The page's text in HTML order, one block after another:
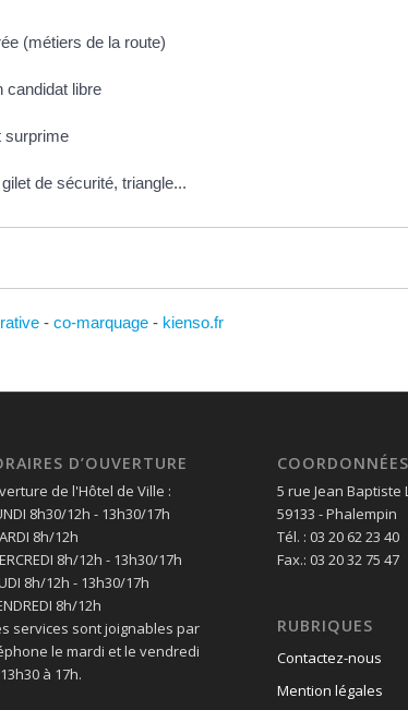
(métiers de la route)
candidat libre
surprime
de sécurité, triangle...
- co-marquage - kienso.fr
D’OUVERTURE
de l'Hôtel de Ville :
8h30/12h - 13h30/17h
8h/12h
8h/12h - 13h30/17h
8h/12h - 13h30/17h
8h/12h
services sont joignables par
le mardi et le vendredi
à 17h.
COORDONNÉES
5 rue Jean Baptiste
59133 - Phalempin
Tél. : 03 20 62 23 40
Fax.: 03 20 32 75 47
RUBRIQUES
Contactez-nous
Mention légales